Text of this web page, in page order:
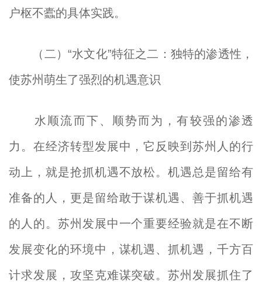
户枢不蠹的具体实践。
（二）“水文化”特征之二：独特的渗透性，
使苏州萌生了强烈的机遇意识
水顺流而下、顺势而为，有较强的渗透
力。在经济转型发展中，它反映到苏州人的行
动上，就是抢抓机遇不放松。机遇总是留给有
准备的人，更是留给敢于谋机遇、善于抓机遇
的人的。苏州发展中一个重要经验就是在不断
发展变化的环境中，谋机遇、抓机遇，千方百
计求发展，攻坚克难谋突破。苏州发展抓住了